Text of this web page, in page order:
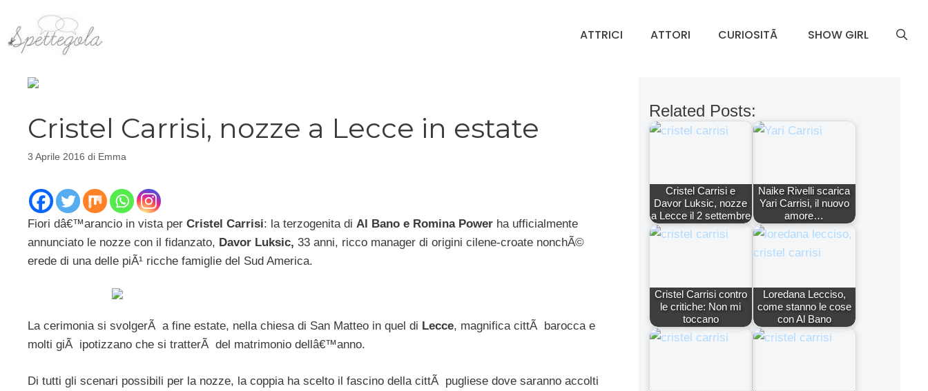
contenuto
ATTRICI ATTORI CURIOSITÃ SHOW GIRL
Cristel Carrisi, nozze a Lecce in estate
3 Aprile 2016 di Emma
Fiori dâ€™arancio in vista per Cristel Carrisi: la terzogenita di Al Bano e Romina Power ha ufficialmente
annunciato le nozze con il fidanzato, Davor Luksic, 33 anni, ricco manager di origini cilene-croate nonchÃ©
erede di una delle piÃ¹ ricche famiglie del Sud America.
La cerimonia si svolgerÃ a fine estate, nella chiesa di San Matteo in quel di Lecce, magnifica cittÃ barocca e
molti giÃ ipotizzano che si tratterÃ del matrimonio dellâ€™anno.
Di tutti gli scenari possibili per la nozze, la coppia ha scelto il fascino della cittÃ pugliese dove saranno accolti
Related Posts:
Cristel Carrisi e
Davor Luksic, nozze
a Lecce il 2 settembre
Naike Rivelli scarica
Yari Carrisi, il nuovo
amore…
Cristel Carrisi contro
le critiche: Non mi
toccano
Loredana Lecciso,
come stanno le cose
con Al Bano